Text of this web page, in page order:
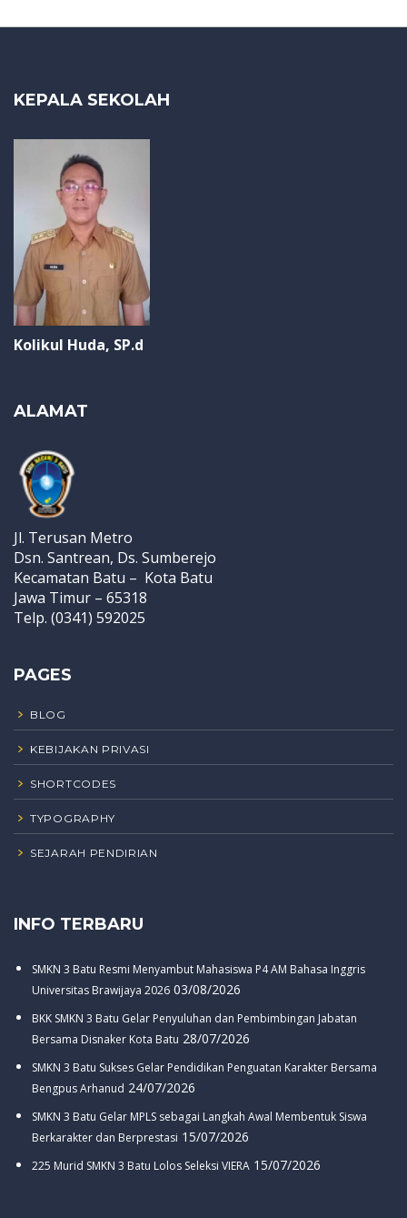
KEPALA SEKOLAH
Kolikul Huda, SP.d
ALAMAT
Jl. Terusan Metro
Dsn. Santrean, Ds. Sumberejo
Kecamatan Batu – Kota Batu
Jawa Timur – 65318
Telp. (0341) 592025
PAGES
BLOG
KEBIJAKAN PRIVASI
SHORTCODES
TYPOGRAPHY
SEJARAH PENDIRIAN
INFO TERBARU
SMKN 3 Batu Resmi Menyambut Mahasiswa P4 AM Bahasa Inggris
Universitas Brawijaya 2026 03/08/2026
BKK SMKN 3 Batu Gelar Penyuluhan dan Pembimbingan Jabatan
Bersama Disnaker Kota Batu 28/07/2026
SMKN 3 Batu Sukses Gelar Pendidikan Penguatan Karakter Bersama
Bengpus Arhanud 24/07/2026
SMKN 3 Batu Gelar MPLS sebagai Langkah Awal Membentuk Siswa
Berkarakter dan Berprestasi 15/07/2026
225 Murid SMKN 3 Batu Lolos Seleksi VIERA 15/07/2026